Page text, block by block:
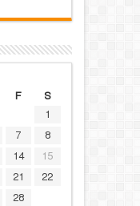
F
S
1
7
8
14
15
21
22
28